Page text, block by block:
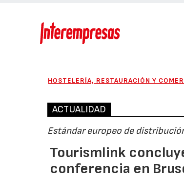
HOSTELERÍA, RESTAURACIÓN Y
ACTUALIDAD
Estándar europeo de
Tourismlink
conferencia en